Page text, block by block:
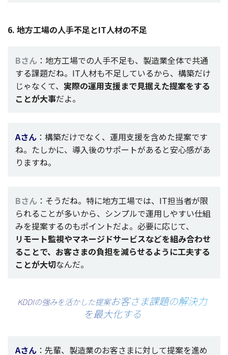
6. 地方工場の人手不足とIT人材の不足
Bさん ： 地方工場での人手不足も、 製造業全体で共通
する課題だね。IT人材も不足しているから、 構築だけ
じゃなくて、 実際の運用支援まで見据えた提案をする
ことが大事だよ。
Aさん ： 構築だけでなく、 運用支援を含めた提案です
ね。たしかに、 導入後のサポートがあると安心感があ
りますね。
Bさん ：そうだね。特に地方工場では、IT担当者が限
られることが多いから、 シンプルで運用しやすい仕組
みを提案するのもポイントだよ。 必要に応じて、
リモート監視やマネージドサービスなどを組み合わせ
ることで、お客さまの負担を減らせるように工夫する
ことが大切なんだ。
KDDIの強みを活かした提案お客さま課題の解決力
を最大化する
Aさん ： 先輩、 製造業のお客さまに対して提案を進め